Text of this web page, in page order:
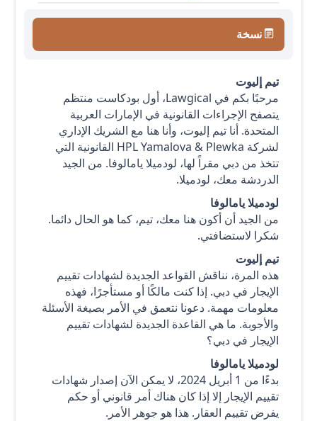
نسخة
تيم إليوت
مرحبًا بكم في Lawgical، أول بودكاست منتظم
يتصفح الإجراءات القانونية في الإمارات العربية
المتحدة. أنا تيم إليوت، وأنا هنا مع الشريك الإداري
لشركة HPL Yamalova & Plewka القانونية التي
تتخذ من دبي مقراً لها، لودميلا يامالوفا. من الجيد
الدردشة معك، لودميلا.
لودميلا يامالوفا
من الجيد أن أكون هنا معك، تيم، كما هو الحال دائما.
شكرا لاستضافتي.
تيم إليوت
هذه المرة، نناقش القواعد الجديدة لشهادات تقييم
الإيجار في دبي. إذا كنت مالكًا أو مستأجرًا، فهذه
معلومات مهمة. دعونا نتعمق في الأمر بصيغة الأسئلة
والأجوبة. ما هي القاعدة الجديدة لشهادات تقييم
الإيجار في دبي؟
لودميلا يامالوفا
بدءًا من 1 أبريل 2024، لا يمكن الآن إصدار شهادات
تقييم الإيجار إلا إذا كان هناك أمر قانوني أو حكم
يفرض تقييم العقار. هذا هو جوهر الأمر.